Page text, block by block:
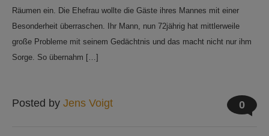
Räumen ein. Die Ehefrau wollte die Gäste ihres Mannes mit einer
Besonderheit überraschen. Ihr Mann, nun 72jährig hat mittlerweile
große Probleme mit seinem Gedächtnis und das macht nicht nur ihm
Sorge. So übernahm […]
Posted by Jens Voigt 0